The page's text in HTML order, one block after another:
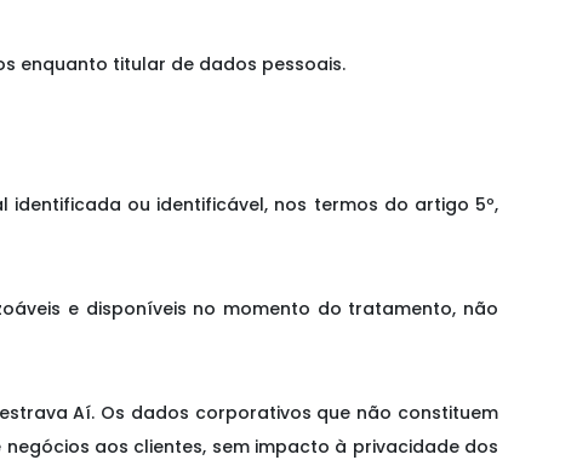
enquanto titular de dados pessoais.
ou identificável, nos termos do artigo 5º,
e disponíveis no momento do tratamento, não
Aí. Os dados corporativos que não constituem
aos clientes, sem impacto à privacidade dos